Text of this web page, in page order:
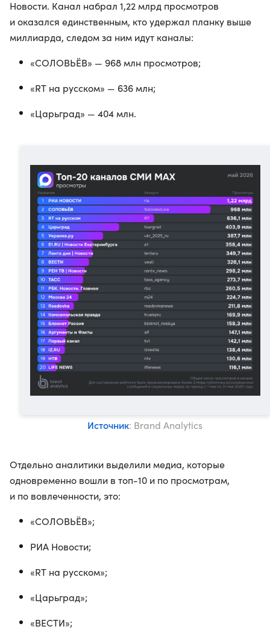
Новости. Канал набрал 1,22 млрд просмотров
и оказался единственным, кто удержал планку выше
миллиарда, следом за ним идут каналы:
«СОЛОВЬЁВ» — 968 млн просмотров;
«RT на русском» — 636 млн;
«Царьград» — 404 млн.
Источник: Brand Analytics
Отдельно аналитики выделили медиа, которые
одновременно вошли в топ-10 и по просмотрам,
и по вовлеченности, это:
«СОЛОВЬЁВ»;
РИА Новости;
«RT на русском»;
«Царьград»;
«ВЕСТИ»;